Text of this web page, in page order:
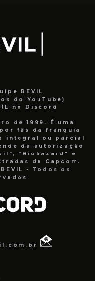
REVIL
do YouTube)
no Discord
de 1999. É uma
fãs da franquia
integral ou parcial
da autorização
"Biohazard" e
da Capcom.
- Todos os